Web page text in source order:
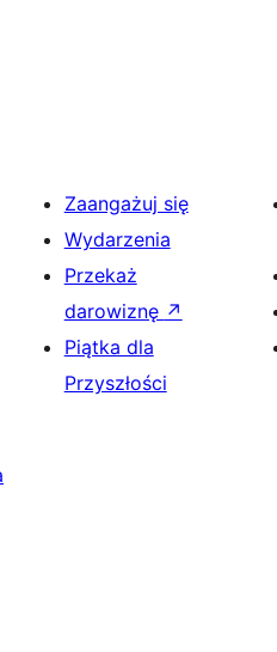
Zaangażuj się
Wydarzenia
Przekaż
darowiznę ↗
Piątka dla
Przyszłości